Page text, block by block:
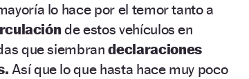
lo hace por el temor tanto a
de estos vehículos en
que siembrandeclaraciones
Así que lo que hasta hace muy poco